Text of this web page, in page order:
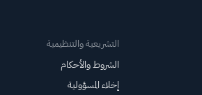
ارتفع سهم SPCX في
تداولات ما قبل
عملية فك حظر
التشريعية والتنظيمية
الشروط والأحكام
إخلاء المسؤولية